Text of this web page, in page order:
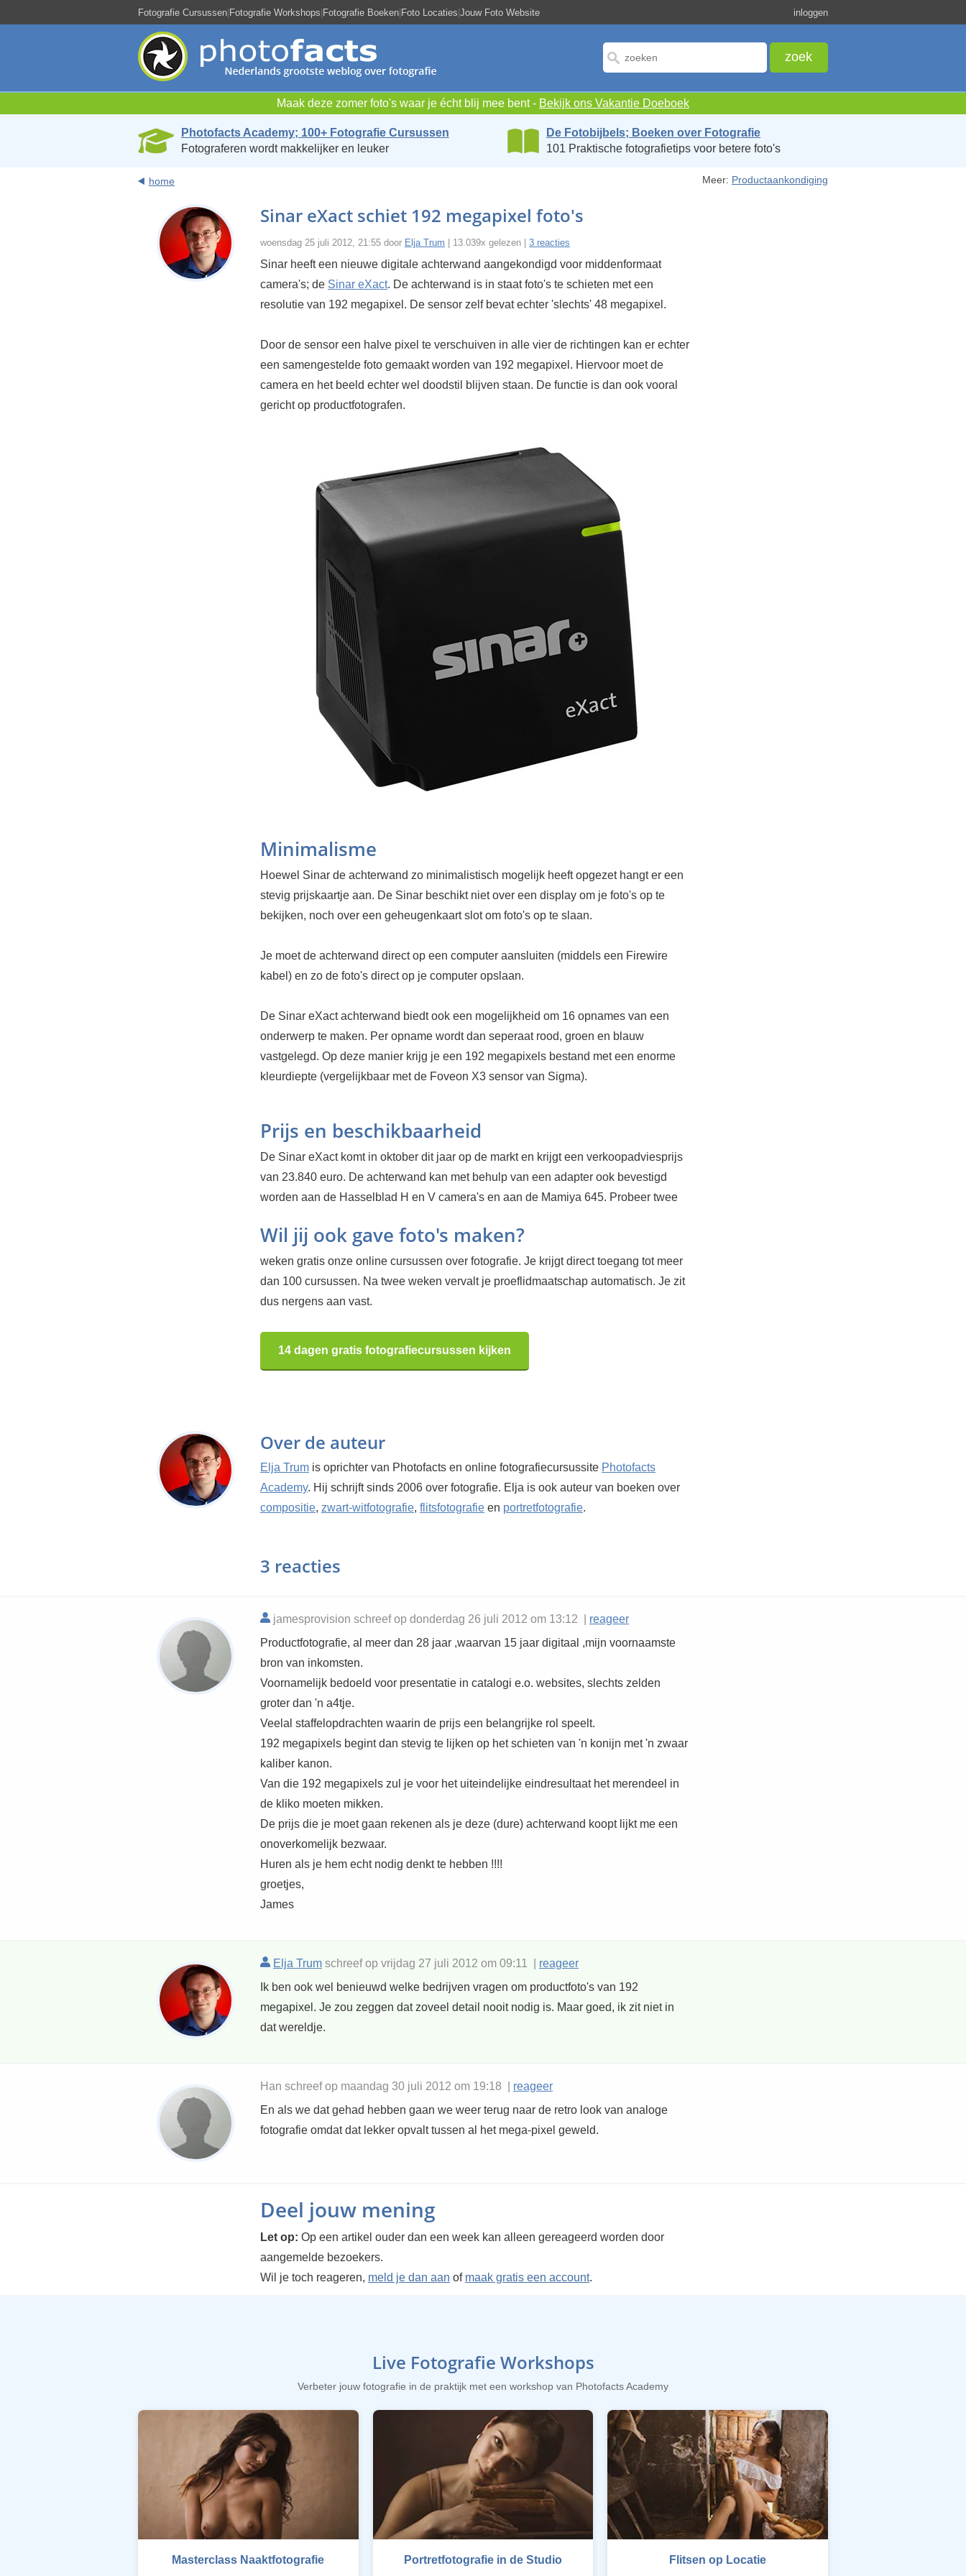
Fotografie Cursussen|Fotografie Workshops|Fotografie Boeken|Foto Locaties|Jouw Foto Website inloggen
Maak deze zomer foto's waar je écht blij mee bent - Bekijk ons Vakantie Doeboek
Photofacts Academy; 100+ Fotografie Cursussen
Fotograferen wordt makkelijker en leuker
De Fotobijbels; Boeken over Fotografie
101 Praktische fotografietips voor betere foto's
home Meer: Productaankondiging
Sinar eXact schiet 192 megapixel foto's
woensdag 25 juli 2012, 21:55 door Elja Trum | 13.039x gelezen | 3 reacties
Sinar heeft een nieuwe digitale achterwand aangekondigd voor middenformaat
camera's; de Sinar eXact. De achterwand is in staat foto's te schieten met een
resolutie van 192 megapixel. De sensor zelf bevat echter 'slechts' 48 megapixel.
Door de sensor een halve pixel te verschuiven in alle vier de richtingen kan er echter
een samengestelde foto gemaakt worden van 192 megapixel. Hiervoor moet de
camera en het beeld echter wel doodstil blijven staan. De functie is dan ook vooral
gericht op productfotografen.
Minimalisme
Hoewel Sinar de achterwand zo minimalistisch mogelijk heeft opgezet hangt er een
stevig prijskaartje aan. De Sinar beschikt niet over een display om je foto's op te
bekijken, noch over een geheugenkaart slot om foto's op te slaan.
Je moet de achterwand direct op een computer aansluiten (middels een Firewire
kabel) en zo de foto's direct op je computer opslaan.
De Sinar eXact achterwand biedt ook een mogelijkheid om 16 opnames van een
onderwerp te maken. Per opname wordt dan seperaat rood, groen en blauw
vastgelegd. Op deze manier krijg je een 192 megapixels bestand met een enorme
kleurdiepte (vergelijkbaar met de Foveon X3 sensor van Sigma).
Prijs en beschikbaarheid
De Sinar eXact komt in oktober dit jaar op de markt en krijgt een verkoopadviesprijs
van 23.840 euro. De achterwand kan met behulp van een adapter ook bevestigd
worden aan de Hasselblad H en V camera's en aan de Mamiya 645.
Wil jij ook gave foto's maken?
Probeer twee
weken gratis onze online cursussen over fotografie. Je krijgt direct toegang tot meer
dan 100 cursussen. Na twee weken vervalt je proeflidmaatschap automatisch. Je zit
dus nergens aan vast.
14 dagen gratis fotografiecursussen kijken
Over de auteur
Elja Trum is oprichter van Photofacts en online fotografiecursussite Photofacts
Academy. Hij schrijft sinds 2006 over fotografie. Elja is ook auteur van boeken over
compositie, zwart-witfotografie, flitsfotografie en portretfotografie.
3 reacties
jamesprovision schreef op donderdag 26 juli 2012 om 13:12 | reageer
Productfotografie, al meer dan 28 jaar ,waarvan 15 jaar digitaal ,mijn voornaamste
bron van inkomsten.
Voornamelijk bedoeld voor presentatie in catalogi e.o. websites, slechts zelden
groter dan 'n a4tje.
Veelal staffelopdrachten waarin de prijs een belangrijke rol speelt.
192 megapixels begint dan stevig te lijken op het schieten van 'n konijn met 'n zwaar
kaliber kanon.
Van die 192 megapixels zul je voor het uiteindelijke eindresultaat het merendeel in
de kliko moeten mikken.
De prijs die je moet gaan rekenen als je deze (dure) achterwand koopt lijkt me een
onoverkomelijk bezwaar.
Huren als je hem echt nodig denkt te hebben !!!!
groetjes,
James
Elja Trum schreef op vrijdag 27 juli 2012 om 09:11 | reageer
Ik ben ook wel benieuwd welke bedrijven vragen om productfoto's van 192
megapixel. Je zou zeggen dat zoveel detail nooit nodig is. Maar goed, ik zit niet in
dat wereldje.
Han schreef op maandag 30 juli 2012 om 19:18 | reageer
En als we dat gehad hebben gaan we weer terug naar de retro look van analoge
fotografie omdat dat lekker opvalt tussen al het mega-pixel geweld.
Deel jouw mening
Let op: Op een artikel ouder dan een week kan alleen gereageerd worden door
aangemelde bezoekers.
Wil je toch reageren, meld je dan aan of maak gratis een account.
Live Fotografie Workshops
Verbeter jouw fotografie in de praktijk met een workshop van Photofacts Academy
Masterclass Naaktfotografie Portretfotografie in de Studio Flitsen op Locatie